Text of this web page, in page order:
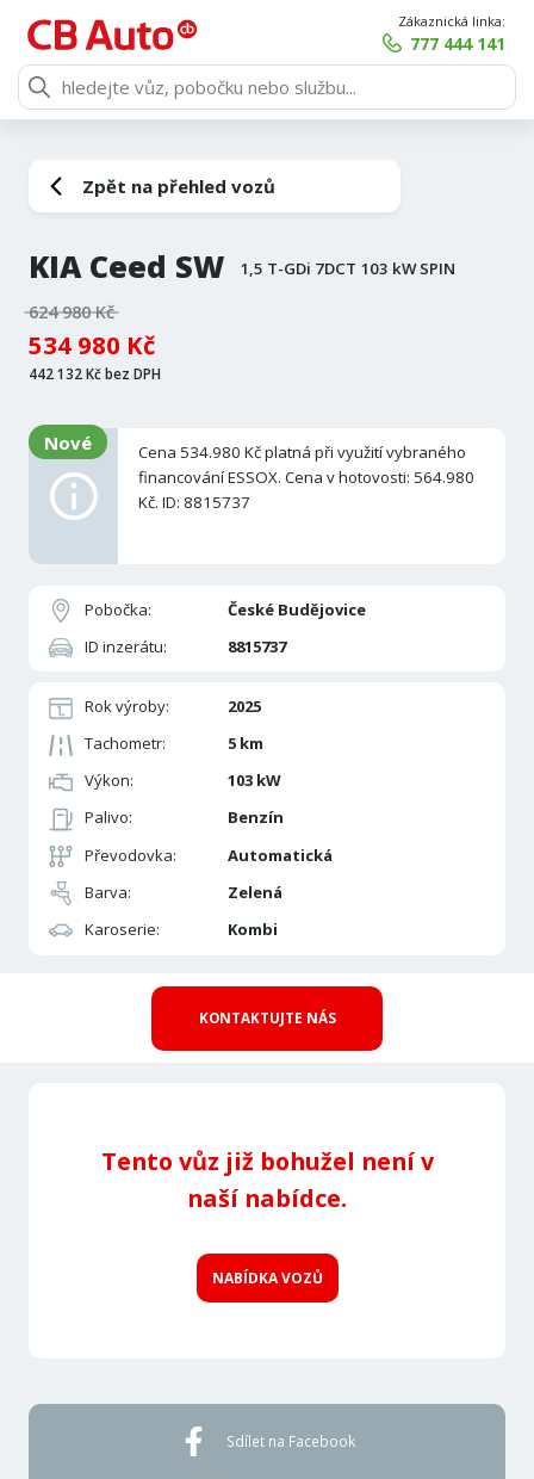
Zákaznická linka:
777 444 141
Zpět na přehled vozů
KIA Ceed SW 1,5 T-GDi 7DCT 103 kW SPIN
624 980 Kč
534 980 Kč
442 132 Kč bez DPH
Pobočka:
České Budějovice
ID inzerátu:
8815737
Rok výroby:
2025
Tachometr:
5 km
Výkon:
103 kW
Palivo:
Benzín
Převodovka:
Automatická
Barva:
Zelená
Karoserie:
Kombi
Nové
Cena 534.980 Kč platná při využití vybraného
financování ESSOX. Cena v hotovosti: 564.980
Kč. ID: 8815737
KONTAKTUJTE NÁS
Tento vůz již bohužel není v
naší nabídce.
NABÍDKA VOZŮ
Sdílet na Facebook